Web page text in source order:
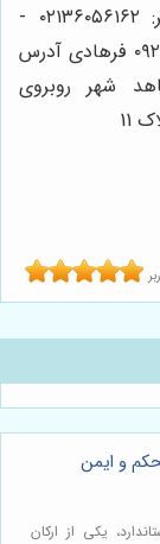
۱۵۷مجتمع نگین پامنار واحد ۲۸ تلفن دفتر: ۰۲۱۳۶۰۵۶۱۶۲ -
۰۲۱۳۳۹۵۲۱۷۹ - همراه ۰۹۱۲۲۴۷۱۹۱۲ ۰۹۲۱۲۵۳۹۹۴۹ فرهادی آدرس
شهر روبروی
و ایمن
یکی از ارکان